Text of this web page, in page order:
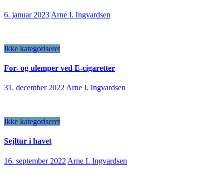
6. januar 2023 Arne I. Ingvardsen
Ikke kategoriseret
For- og ulemper ved E-cigaretter
31. december 2022 Arne I. Ingvardsen
Ikke kategoriseret
Sejltur i havet
16. september 2022 Arne I. Ingvardsen